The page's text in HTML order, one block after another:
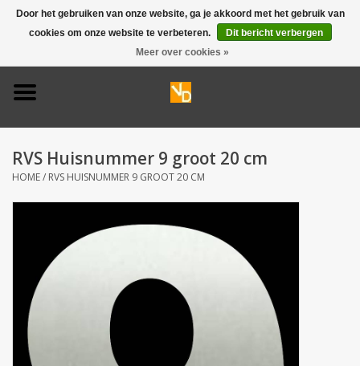
0 Artikelen - €0,00
Deurbel 304
Naamplaten
Opruiming
RVS Huisnummer 9 groot 20 cm
HOME/ RVS HUISNUMMER 9 GROOT 20 CM
Door het gebruiken van onze website, ga je akkoord met het gebruik van
cookies om onze website te verbeteren.
Dit bericht verbergen
Meer over cookies »